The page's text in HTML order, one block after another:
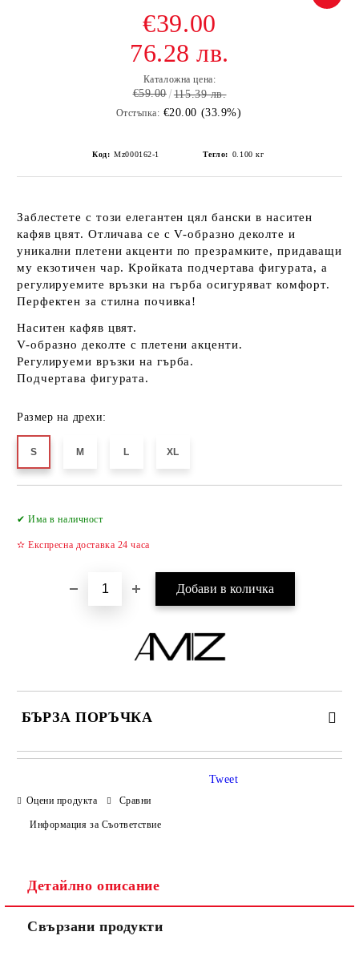
€39.00
76.28 лв.
Каталожна цена:
€59.00 115.39 лв.
Отстъпка: €20.00 (33.9%)
Код: Mz000162-1 Тегло: 0.100 кг
Заблестете с тозиелегантен цял бански в наситен
кафяв цвят. Отличава се сV-образно деколте и
уникални плетени акценти по презрамките, придаващи
му екзотичен чар. Кройката подчертава фигурата, а
регулируемите връзки на гърба осигуряват комфорт.
Перфектен за стилна почивка!
Наситен кафяв цвят.
V-образно деколте с плетени акценти.
Регулируеми връзки на гърба.
Подчертава фигурата.
Размер на дрехи:
S M L XL
✔ Има в наличност
✫ Експресна доставка 24 часа
БЪРЗА ПОРЪЧКА
САМО ПОПЪЛНЕТЕ 2 ПОЛЕТА
Оцени продукта Сравни
Информация за Съответствие
Tweet
Детайлно описание
Свързани продукти